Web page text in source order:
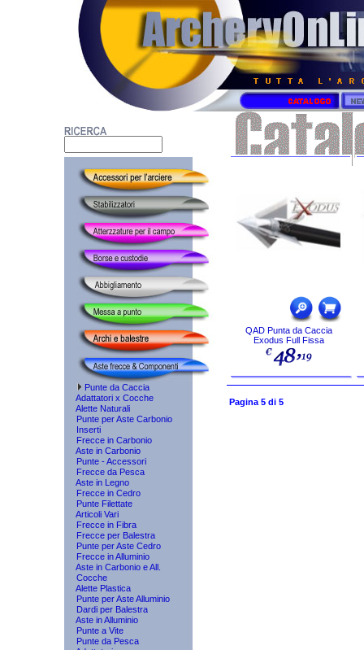
Punte da Caccia
Adattatori x Cocche
Alette Naturali
Punte per Aste Carbonio
Inserti
Frecce in Carbonio
Aste in Carbonio
Punte - Accessori
Frecce da Pesca
Aste in Legno
Frecce in Cedro
Punte Filettate
Articoli Vari
Frecce in Fibra
Frecce per Balestra
Punte per Aste Cedro
Frecce in Alluminio
Aste in Carbonio e All.
Cocche
Alette Plastica
Punte per Aste Alluminio
Dardi per Balestra
Aste in Alluminio
Punte a Vite
Punte da Pesca
QAD Punta da Caccia
Exodus Full Fissa
Pagina 5 di 5